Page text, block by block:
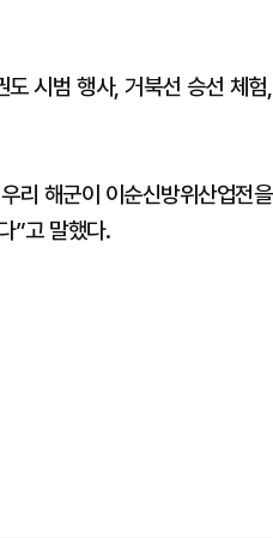
시범 행사, 거북선 승선 체험,
리 해군이 이순신방위산업전을
”고 말했다.